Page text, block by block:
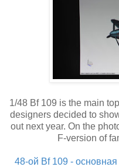
1/48 Bf 109 is the main
designers decided to
out next year. On the
F-version of
48-ой Bf 109 -